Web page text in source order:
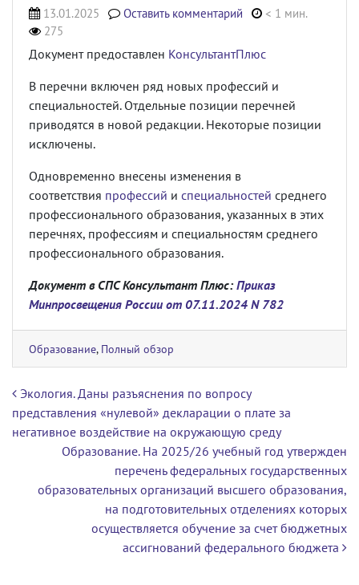
13.01.2025 Оставить комментарий
< 1 мин.
275
Документ предоставлен КонсультантПлюс
В перечни включен ряд новых профессий и
специальностей. Отдельные позиции перечней
приводятся в новой редакции. Некоторые позиции
исключены.
Одновременно внесены изменения в
соответствия профессий и специальностей среднего
профессионального образования, указанных в этих
перечнях, профессиям и специальностям среднего
профессионального образования.
Документ в СПС Консультант Плюс: Приказ
Минпросвещения России от 07.11.2024 N 782
Образование, Полный обзор
Навигация по записям
Экология. Даны разъяснения по вопросу
представления «нулевой» декларации о плате за
негативное воздействие на окружающую среду
Образование. На 2025/26 учебный год утвержден
перечень федеральных государственных
образовательных организаций высшего образования,
на подготовительных отделениях которых
осуществляется обучение за счет бюджетных
ассигнований федерального бюджета